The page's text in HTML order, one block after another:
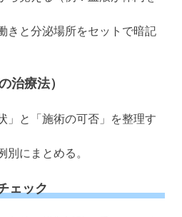
きと分泌場所をセットで暗記
治療法）
」と「施術の可否」を整理す
別にまとめる。
ェック